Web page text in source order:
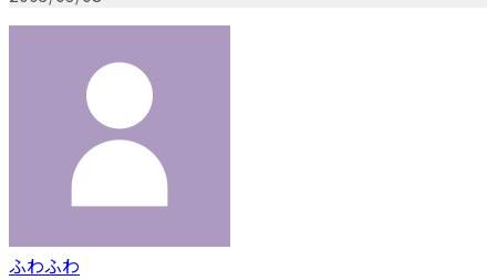
ふわふわ